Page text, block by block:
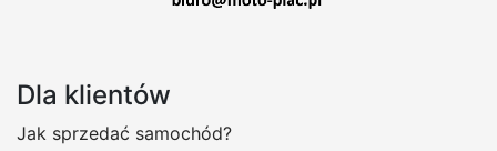
Dla klientów
Jak sprzedać samochód?